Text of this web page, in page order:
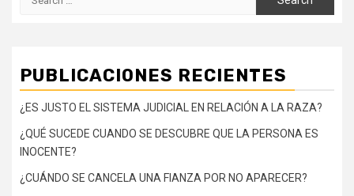
PUBLICACIONES RECIENTES
¿ES JUSTO EL SISTEMA JUDICIAL EN RELACIÓN A LA RAZA?
¿QUÉ SUCEDE CUANDO SE DESCUBRE QUE LA PERSONA ES
INOCENTE?
¿CUÁNDO SE CANCELA UNA FIANZA POR NO APARECER?